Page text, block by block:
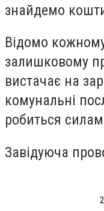
знайдемо
Відомо
залишковому
вистачає на
комунальні
робиться
Завідуюча